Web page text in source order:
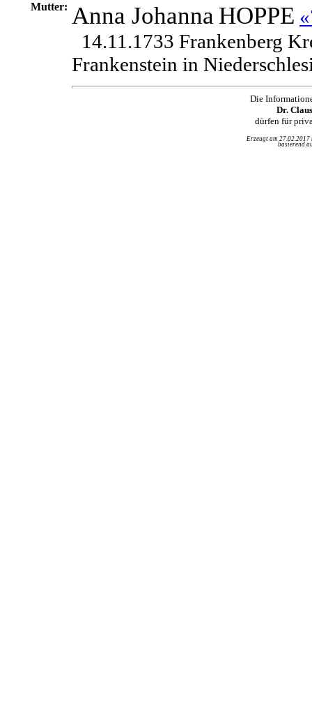
Mutter: Anna Johanna HOPPE
14.11.1733 Frankenberg
Frankenstein in
Die
Dr.
dürfen für
Erzeugt am
basierend